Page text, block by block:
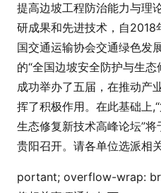
提高边坡工程防治能力与理
研成果和先进技术，自2018
国交通运输协会交通绿色发
的“全国边坡安全防护与生
成功举办了五届，在推动产
挥了积极作用。在此基础上
生态修复新技术高峰论坛”
贵阳召开。请各单位选派相
portant; overflow-wrap: